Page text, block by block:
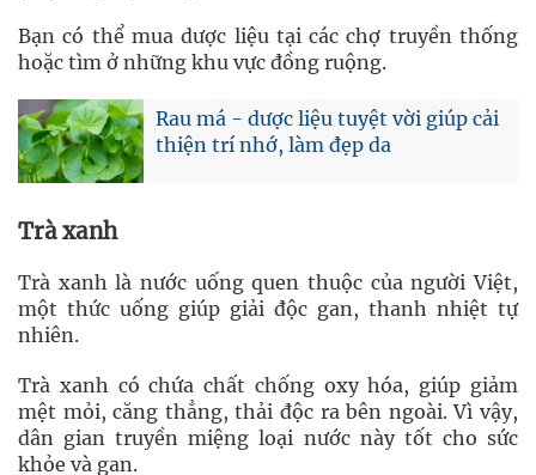
Bạn có thể mua dược liệu tại các chợ truyền thống
hoặc tìm ở những khu vực đồng ruộng.
Rau má - dược liệu tuyệt vời giúp cải
thiện trí nhớ, làm đẹp da
Trà xanh
Trà xanh là nước uống quen thuộc của người Việt,
một thức uống giúp giải độc gan, thanh nhiệt tự
nhiên.
Trà xanh có chứa chất chống oxy hóa, giúp giảm
mệt mỏi, căng thẳng, thải độc ra bên ngoài. Vì vậy,
dân gian truyền miệng loại nước này tốt cho sức
khỏe và gan.